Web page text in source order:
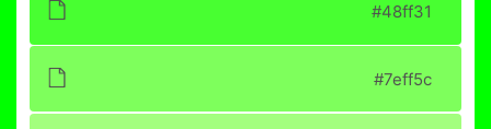
#48ff31
#7eff5c